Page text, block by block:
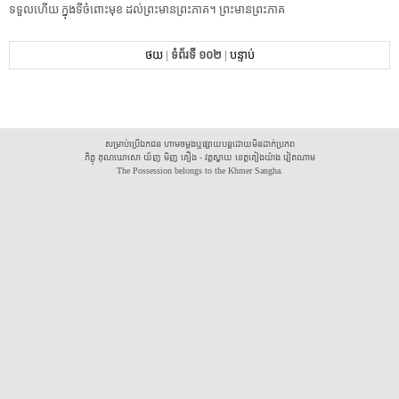
ទទួល​ហើយ​ ​ក្នុង​ទី​ចំពោះមុខ​ ​ដល់​ព្រះមានព្រះភាគ​។​ ​ព្រះមានព្រះភាគ​
ថយ| ទំព័រទី ១០២ | បន្ទាប់
សម្រាប់ប្រើឯកជន ហាមចម្លងឬផ្សាយបន្តដោយមិនដាក់ប្រភព
ភិក្ខុ គុណឃោសោ យ័ញ មិញ គឿង - វត្តស្វាយ ខេត្តគៀងយ៉ាង វៀតណាម
The Possession belongs to the Khmer Sangha.